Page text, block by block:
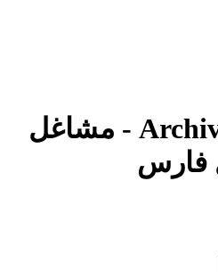
خدمات بیمه Archives - مشاغل
فارس